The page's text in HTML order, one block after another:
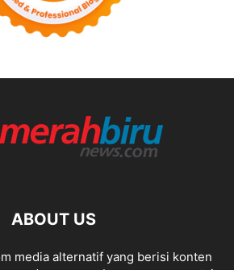
ABOUT US
media alternatif yang berisi konten